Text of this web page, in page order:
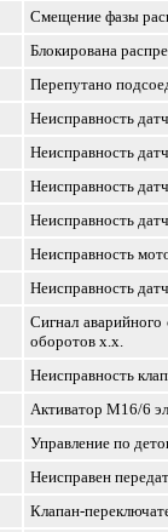
Смещение фазы
Блокирована
Перепутано
Неисправность
Неисправность
Неисправность
Неисправность
Неисправность
Неисправность
Сигнал
оборотов х.х.
Неисправность
Активатор М16/6
Управление по
Неисправен
Клапан-